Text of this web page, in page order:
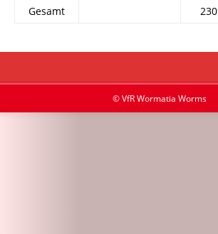
Gesamt 230
© VfR Wormatia Worms